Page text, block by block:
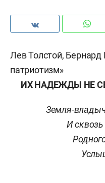
Лев Толстой, Бернард
патриотизм»
ИХ НАДЕЖДЫ НЕ
Земля-
И